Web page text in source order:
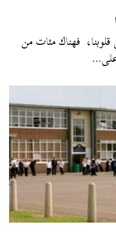
قلوبنا، فهناك مئات من